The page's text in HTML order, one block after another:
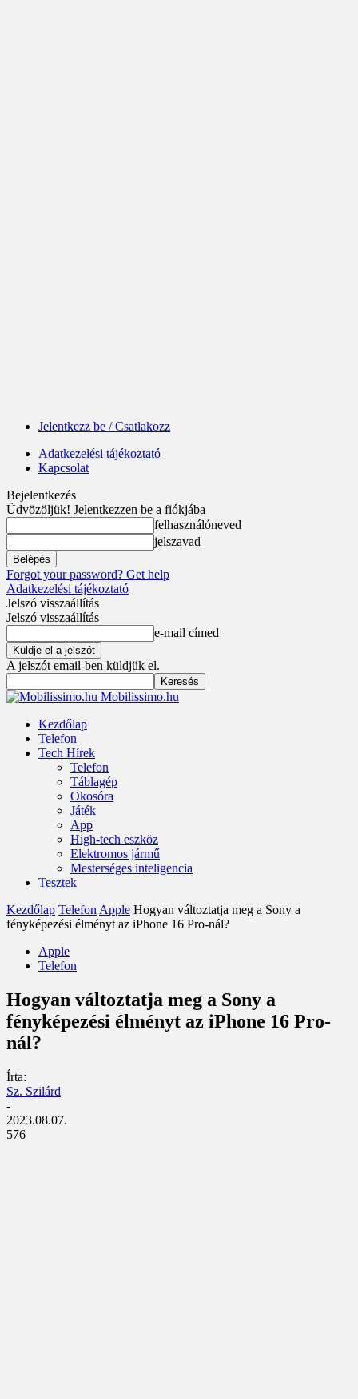
Jelentkezz be / Csatlakozz
Adatkezelési tájékoztató
Kapcsolat
Bejelentkezés
Üdvözöljük! Jelentkezzen be a fiókjába
felhasználóneved
jelszavad
Forgot your password? Get help
Adatkezelési tájékoztató
Jelszó visszaállítás
Jelszó visszaállítás
e-mail címed
A jelszót email-ben küldjük el.
Mobilissimo.hu
Kezdőlap
Telefon
Tech Hírek
Telefon
Táblagép
Okosóra
Játék
App
High-tech eszköz
Elektromos jármű
Mesterséges inteligencia
Tesztek
Kezdőlap Telefon Apple Hogyan változtatja meg a Sony a
fényképezési élményt az iPhone 16 Pro-nál?
Apple
Telefon
Hogyan változtatja meg a Sony a
fényképezési élményt az iPhone 16 Pro-
nál?
Írta:
Sz. Szilárd
-
2023.08.07.
576